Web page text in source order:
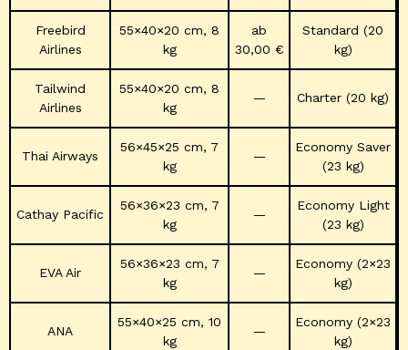
Freebird
Airlines
55×40×20 cm, 8
kg
ab
30,00 €
Standard (20
kg)
Tailwind
Airlines
55×40×20 cm, 8
kg
— Charter (20 kg)
Thai Airways
56×45×25 cm, 7
kg
—
Economy Saver
(23 kg)
Cathay Pacific
56×36×23 cm, 7
kg
—
Economy Light
(23 kg)
EVA Air
56×36×23 cm, 7
kg
—
Economy (2×23
kg)
ANA
55×40×25 cm, 10
kg
—
Economy (2×23
kg)